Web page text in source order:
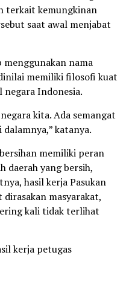
terkait kemungkinan
saat awal menjabat
nama
memiliki filosofi kuat
Indonesia.
kita. Ada semangat
katanya.
memiliki peran
daerah yang bersih,
hasil kerja Pasukan
masyarakat,
kali tidak terlihat
kerja petugas